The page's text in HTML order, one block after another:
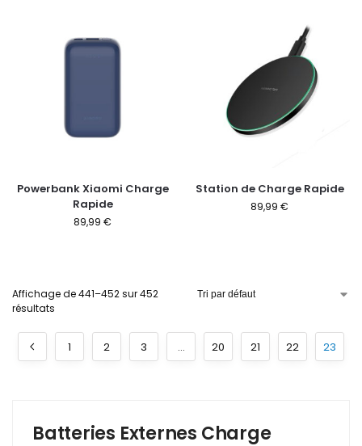
Powerbank Xiaomi Charge
Rapide
89,99 €
Station de Charge Rapide
89,99 €
Affichage de 441–452 sur 452
résultats
1 2 3 … 20 21 22 23
Batteries Externes Charge